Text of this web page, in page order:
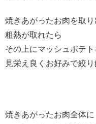
焼きあがったお肉を取り
粗熱が取れたら
その上にマッシュポテト
見栄え良くお好みで絞り
焼きあがったお肉全体に